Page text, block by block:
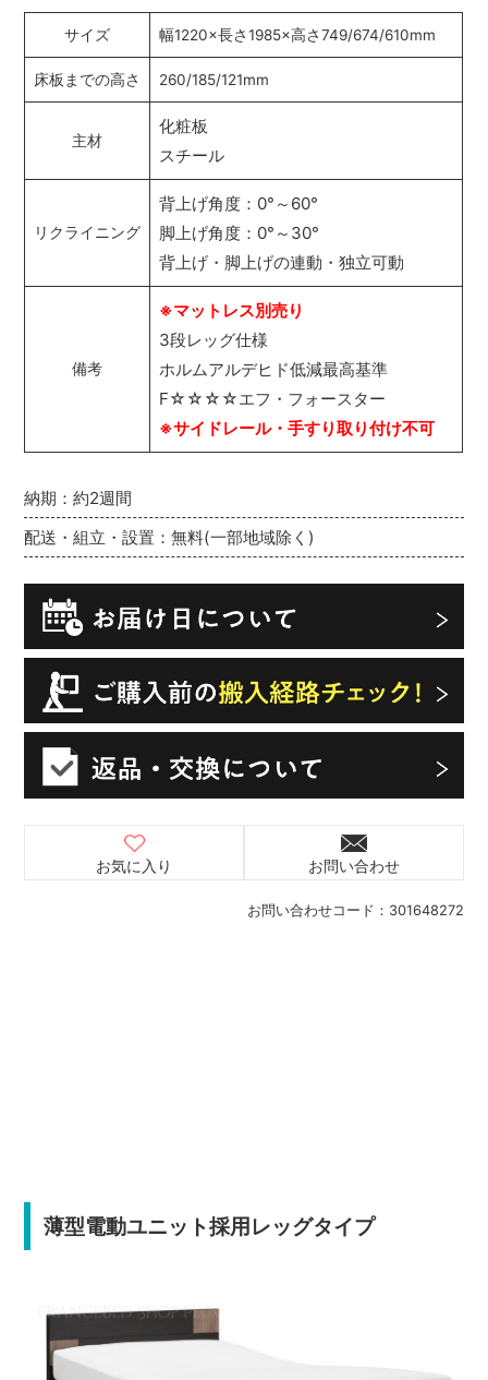
お問い合わせコード： 301648272
納期：約2週間
配送・組立・設置：無料(一部地域除く)
お気に入り お問い合わせ
薄型電動ユニット採用レッグタイプ
サイズ 幅1220×長さ1985×高さ749/674/610mm
床板までの高さ 260/185/121mm
主材
化粧板
スチール
リクライニング
背上げ角度：0°～60°
脚上げ角度：0°～30°
背上げ・脚上げの連動・独立可動
備考
※マットレス別売り
3段レッグ仕様
ホルムアルデヒド低減最高基準
F☆☆☆☆エフ・フォースター
※サイドレール・手すり取り付け不可